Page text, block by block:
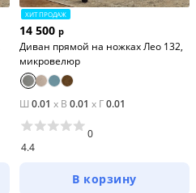
ХИТ ПРОДАЖ
14 500 р
Диван прямой на ножках Лео 132,
микровелюр
Ш 0.01 x В 0.01 x Г0.01
4.4
0
В корзину